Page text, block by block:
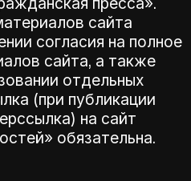
сайта
согласия на полное
сайта, а также
отдельных
(при публикации
на сайт
обязательна.